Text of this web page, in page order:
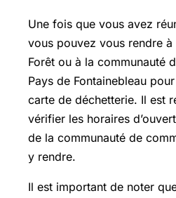
Une fois que vous avez
vous pouvez vous rendre
Forêt ou à la communauté
Pays de Fontainebleau
carte de déchetterie. Il est
vérifier les horaires
de la communauté de
y rendre.
Il est important de noter